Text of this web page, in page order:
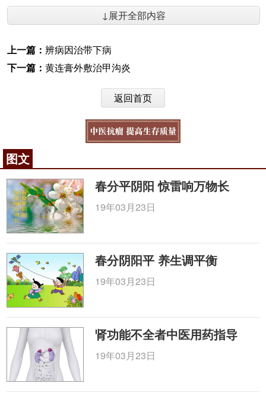
↓展开全部内容
上一篇： 辨病因治带下病
下一篇： 黄连膏外敷治甲沟炎
返回首页
图文
春分平阴阳 惊雷响万物长
19年03月23日
春分阴阳平 养生调平衡
19年03月23日
肾功能不全者中医用药指导
19年03月23日